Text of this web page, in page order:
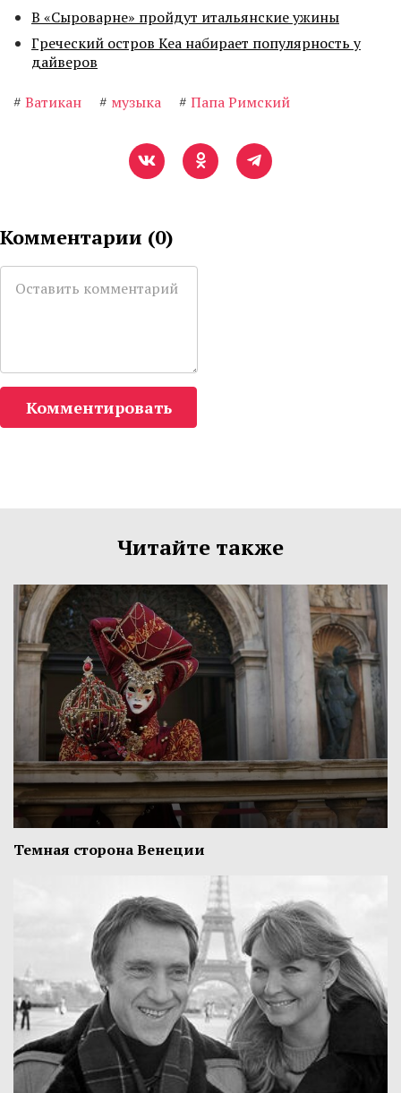
В «Сыроварне» пройдут итальянские ужины
Греческий остров Кеа набирает популярность у
дайверов
# Ватикан # музыка # Папа Римский
Комментарии (0)
Комментировать
Читайте также
Темная сторона Венеции